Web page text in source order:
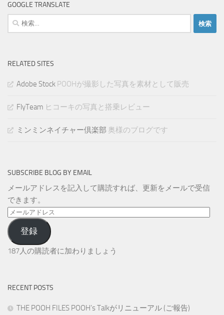
GOOGLE TRANSLATE
検
索:
RELATED SITES
Adobe Stock POOHが撮影した写真を素材として販売
FlyTeam ヒコーキの写真と搭乗レビュー
ミンミンネイチャー倶楽部 奥様のブログです
SUBSCRIBE BLOG BY EMAIL
メールアドレスを記入して購読すれば、更新をメールで受信
できます。
メ
ー
ル
ア
ス
登録
187人の購読者に加わりましょう
RECENT POSTS
THE POOH FILES POOH’s Talkがリニューアル (ご報告)